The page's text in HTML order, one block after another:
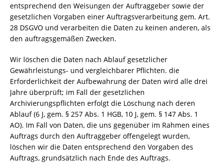
entsprechend den Weisungen der Auftraggeber sowie der
gesetzlichen Vorgaben einer Auftragsverarbeitung gem. Art.
28 DSGVO und verarbeiten die Daten zu keinen anderen, als
den auftragsgemäßen Zwecken.
Wir löschen die Daten nach Ablauf gesetzlicher
Gewährleistungs- und vergleichbarer Pflichten. die
Erforderlichkeit der Aufbewahrung der Daten wird alle drei
Jahre überprüft; im Fall der gesetzlichen
Archivierungspflichten erfolgt die Löschung nach deren
Ablauf (6 J, gem. § 257 Abs. 1 HGB, 10 J, gem. § 147 Abs. 1
AO). Im Fall von Daten, die uns gegenüber im Rahmen eines
Auftrags durch den Auftraggeber offengelegt wurden,
löschen wir die Daten entsprechend den Vorgaben des
Auftrags, grundsätzlich nach Ende des Auftrags.